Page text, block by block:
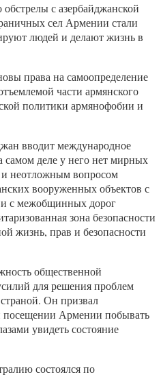
с азербайджанской
сел Армении стали
людей и делают жизнь в
права на самоопределение
части армянского
политики армянофобии и
вводит международное
самом деле у него нет мирных
неотложным вопросом
вооруженных объектов с
и с межобщинных дорог
зона безопасности
жизнь, прав и безопасности
общественной
для решения проблем
Он призвал
посещении Армении побывать
увидеть состояние
состоялся по